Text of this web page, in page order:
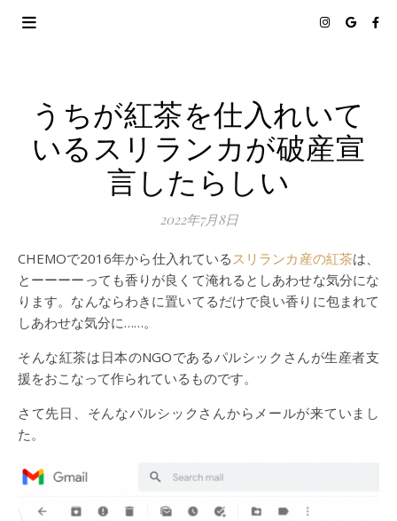
うちが紅茶を仕入れいて
いるスリランカが破産宣
言したらしい
2022年7月8日
CHEMOで2016年から仕入れているスリランカ産の紅茶は、
とーーーーっても香りが良くて淹れるとしあわせな気分にな
ります。なんならわきに置いてるだけで良い香りに包まれて
しあわせな気分に……。
そんな紅茶は日本のNGOであるパルシックさんが生産者支
援をおこなって作られているものです。
さて先日、そんなパルシックさんからメールが来ていまし
た。